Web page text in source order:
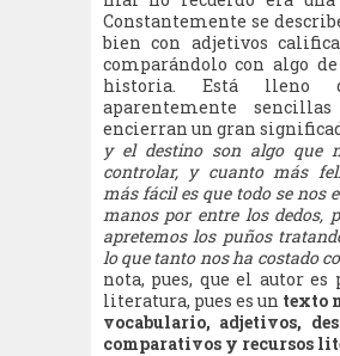
Constantemente se
bien con adjetivos
comparándolo con algo
historia. Está lleno
aparentemente
encierran un gran
y el destino son algo que
controlar, y cuanto más
más fácil es que todo se nos
manos por entre los dedos,
apretemos los puños
lo que tanto nos ha costado
nota, pues, que el autor es
literatura, pues es un texto
vocabulario, adjetivos,
comparativos y recursos